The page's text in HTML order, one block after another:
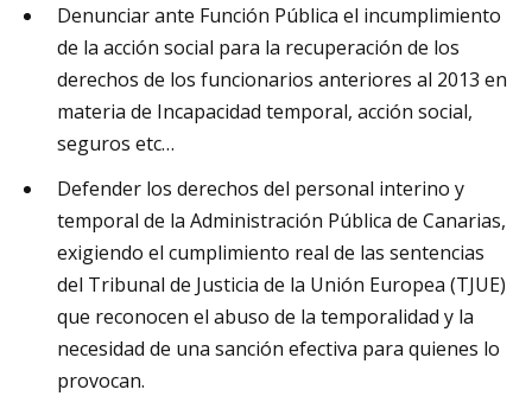
Denunciar ante Función Pública el incumplimiento
de la acción social para la recuperación de los
derechos de los funcionarios anteriores al 2013 en
materia de Incapacidad temporal, acción social,
seguros etc…
Defender los derechos del personal interino y
temporal de la Administración Pública de Canarias,
exigiendo el cumplimiento real de las sentencias
del Tribunal de Justicia de la Unión Europea (TJUE)
que reconocen el abuso de la temporalidad y la
necesidad de una sanción efectiva para quienes lo
provocan.